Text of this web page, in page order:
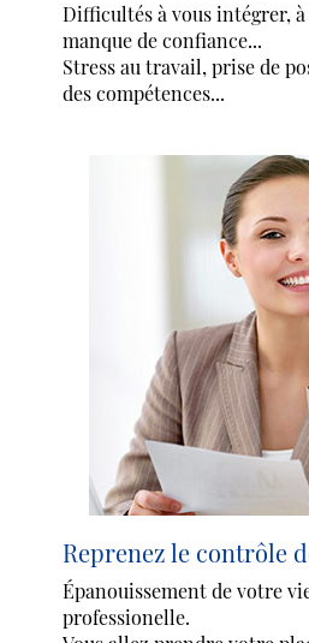
Difficultés à vous intégrer,
manque de confiance...
Stress au travail, prise de
des compétences...
Reprenez le contrôle
Épanouissement de votre
professionelle.